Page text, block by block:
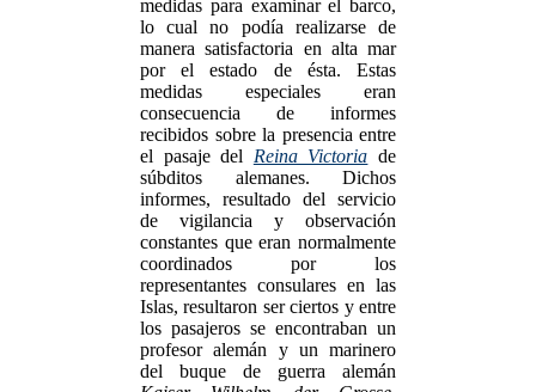
medidas para examinar el barco,
lo cual no podía realizarse de
manera satisfactoria en alta mar
por el estado de ésta. Estas
medidas especiales eran
consecuencia de informes
recibidos sobre la presencia entre
el pasaje del Reina Victoria de
súbditos alemanes. Dichos
informes, resultado del servicio
de vigilancia y observación
constantes que eran normalmente
coordinados por los
representantes consulares en las
Islas, resultaron ser ciertos y entre
los pasajeros se encontraban un
profesor alemán y un marinero
del buque de guerra alemán